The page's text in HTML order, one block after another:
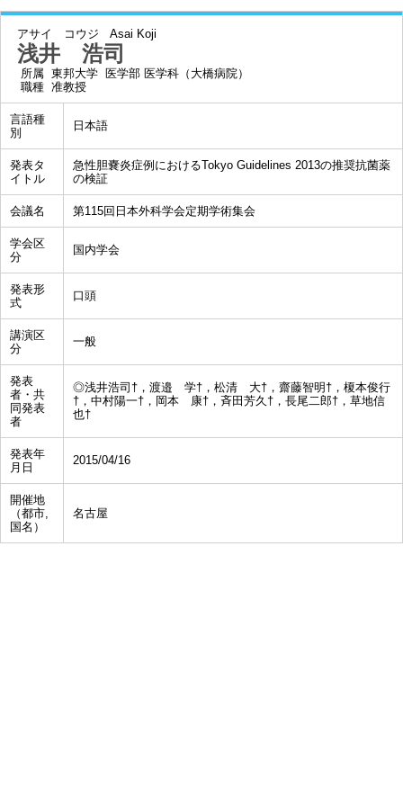
アサイ コウジ Asai Koji
浅井 浩司
所属 東邦大学 医学部 医学科（大橋病院）
職種 准教授
言語種
別
日本語
発表タ
イトル
急性胆嚢炎症例におけるTokyo Guidelines 2013の推奨抗菌薬
の検証
会議名 第115回日本外科学会定期学術集会
学会区
分
国内学会
発表形
式
口頭
講演区
分
一般
発表
者・共
同発表
者
◎浅井浩司†，渡邉 学†，松清 大†，齋藤智明†，榎本俊行
†，中村陽一†，岡本 康†，斉田芳久†，長尾二郎†，草地信
也†
発表年
月日
2015/04/16
開催地
（都市,
国名）
名古屋